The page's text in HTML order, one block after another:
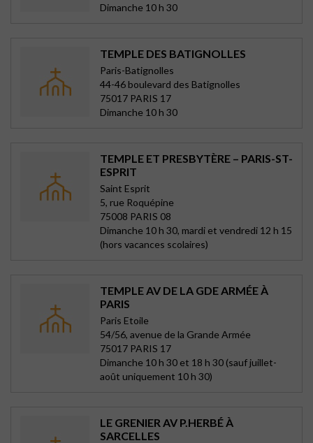
Dimanche 10 h 30
TEMPLE DES BATIGNOLLES
Paris-Batignolles
44-46 boulevard des Batignolles
75017 PARIS 17
Dimanche 10 h 30
TEMPLE ET PRESBYTÈRE – PARIS-ST-
ESPRIT
Saint Esprit
5, rue Roquépine
75008 PARIS 08
Dimanche 10 h 30, mardi et vendredi 12 h 15
(hors vacances scolaires)
TEMPLE AV DE LA GDE ARMÉE À
PARIS
Paris Etoile
54/56, avenue de la Grande Armée
75017 PARIS 17
Dimanche 10 h 30 et 18 h 30 (sauf juillet-
août uniquement 10 h 30)
LE GRENIER AV P.HERBÉ À
SARCELLES